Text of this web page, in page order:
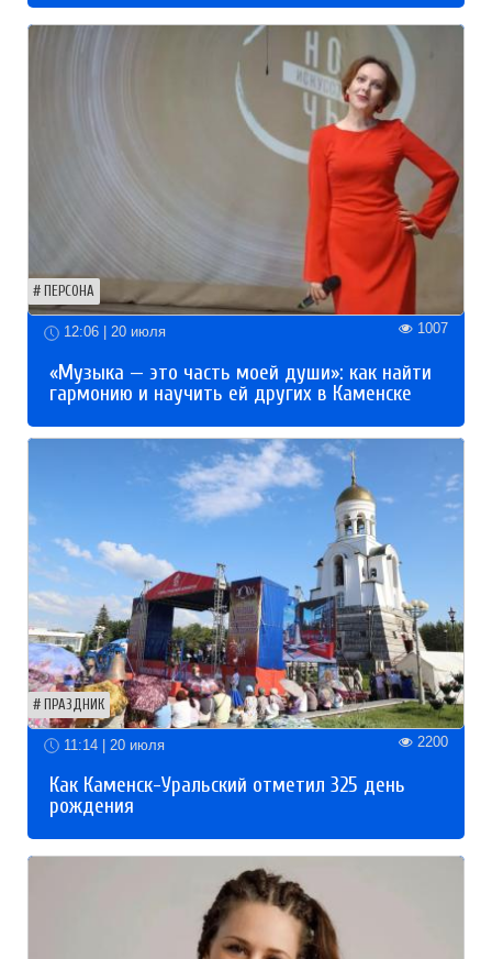
ПЕРСОНА
12:06 | 20 июля 1007
«Музыка — это часть моей души»: как найти
гармонию и научить ей других в Каменске
ПРАЗДНИК
11:14 | 20 июля 2200
Как Каменск-Уральский отметил 325 день
рождения